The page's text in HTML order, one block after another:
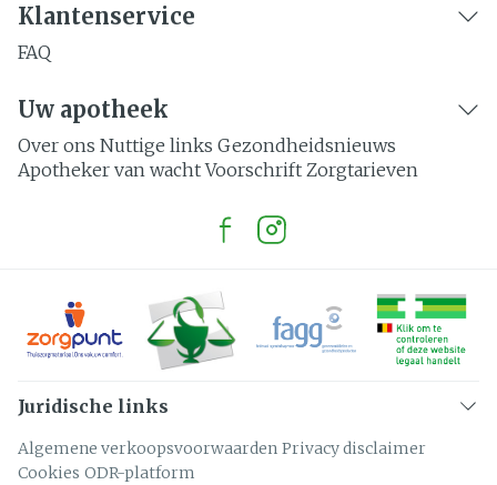
Klantenservice
FAQ
Uw apotheek
Over ons Nuttige links Gezondheidsnieuws
Apotheker van wacht Voorschrift Zorgtarieven
Juridische links
Algemene verkoopsvoorwaarden Privacy disclaimer
Cookies ODR-platform